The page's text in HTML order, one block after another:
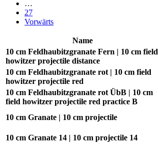
…
27
Vorwärts
Name
10 cm Feldhaubitzgranate Fern | 10 cm field
howitzer projectile distance
10 cm Feldhaubitzgranate rot | 10 cm field
howitzer projectile red
10 cm Feldhaubitzgranate rot ÜbB | 10 cm
field howitzer projectile red practice B
10 cm Granate | 10 cm projectile
10 cm Granate 14 | 10 cm projectile 14